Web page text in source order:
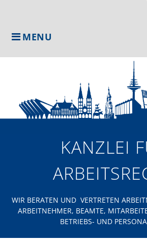
MENU
KANZLEI
WIR BERATEN UND VERTRETEN
ARBEITNEHMER, BEAMTE,
BETRIEBS- UND